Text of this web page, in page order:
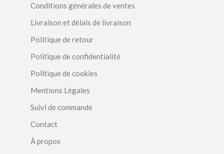
Conditions générales de ventes
Livraison et délais de livraison
Politique de retour
Politique de confidentialité
Politique de cookies
Mentions Légales
Suivi de commande
Contact
À propos